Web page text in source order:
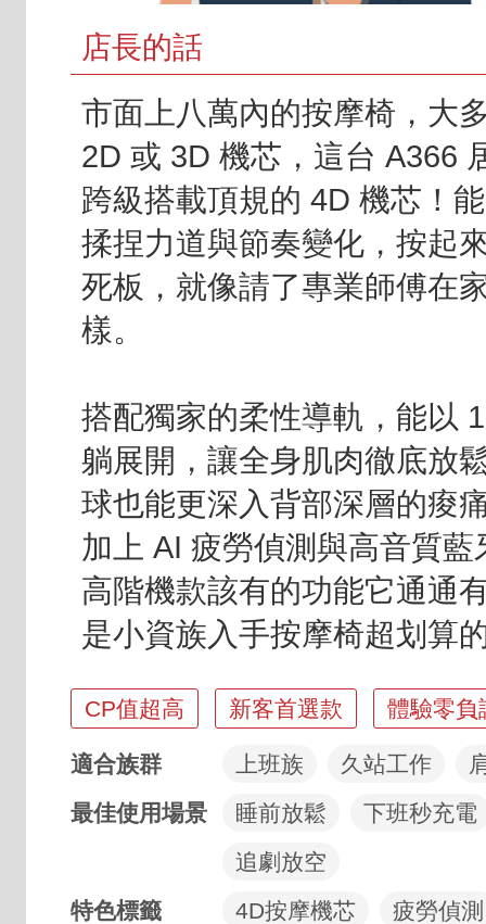
店長的話
市面上八萬內的按摩椅，大
2D 或 3D 機芯，這台 A366
跨級搭載頂規的 4D 機芯！
揉捏力道與節奏變化，按起
死板，就像請了專業師傅在
樣。
搭配獨家的柔性導軌，能以
躺展開，讓全身肌肉徹底放
球也能更深入背部深層的痠
加上 AI 疲勞偵測與高音質藍
高階機款該有的功能它通通
是小資族入手按摩椅超划算
亮點標籤
CP值超高 新客首選款 體驗零負
適合族群 上班族 久站工作
最佳使用場景
睡前放鬆
下班秒充電
追劇放空
特色標籤
4D按摩機芯
疲勞偵測